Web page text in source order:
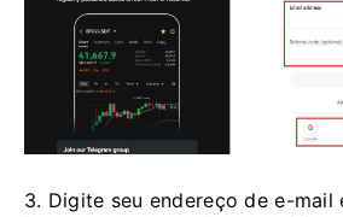
3. Digite seu endereço de e-mail